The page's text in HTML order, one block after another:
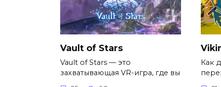
Vault of Stars
Vault of Stars — это
захватывающая VR-игра, где вы
Как